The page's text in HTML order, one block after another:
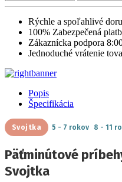
Rýchle a spoľahlivé
100% Zabezpečená
Zákaznícka podpora
Jednoduché vrátenie
Popis
Špecifikácia
Svojtka 5 - 7 rokov 8 - 11
Päťminútové
Svojtka